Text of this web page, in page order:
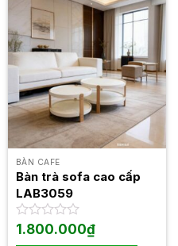
BÀN CAFE
Bàn trà sofa cao cấp
LAB3059
Được
1.800.000₫